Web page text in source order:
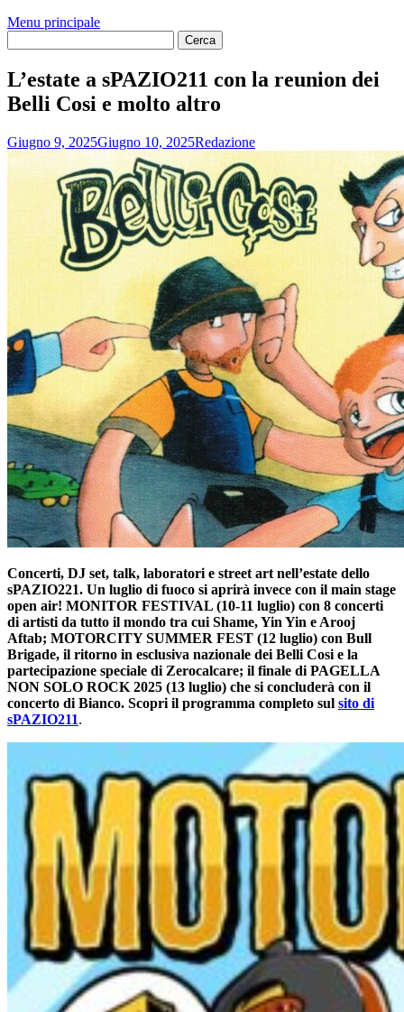
Menu principale
L’estate a sPAZIO211 con la reunion dei
Belli Cosi e molto altro
Giugno 9, 2025Giugno 10, 2025Redazione
Concerti, DJ set, talk, laboratori e street art nell’estate dello
sPAZIO221. Un luglio di fuoco si aprirà invece con il main stage
open air! MONITOR FESTIVAL (10-11 luglio) con 8 concerti
di artisti da tutto il mondo tra cui Shame, Yin Yin e Arooj
Aftab; MOTORCITY SUMMER FEST (12 luglio) con Bull
Brigade, il ritorno in esclusiva nazionale dei Belli Cosi e la
partecipazione speciale di Zerocalcare; il finale di PAGELLA
NON SOLO ROCK 2025 (13 luglio) che si concluderà con il
concerto di Bianco. Scopri il programma completo sul sito di
sPAZIO211.